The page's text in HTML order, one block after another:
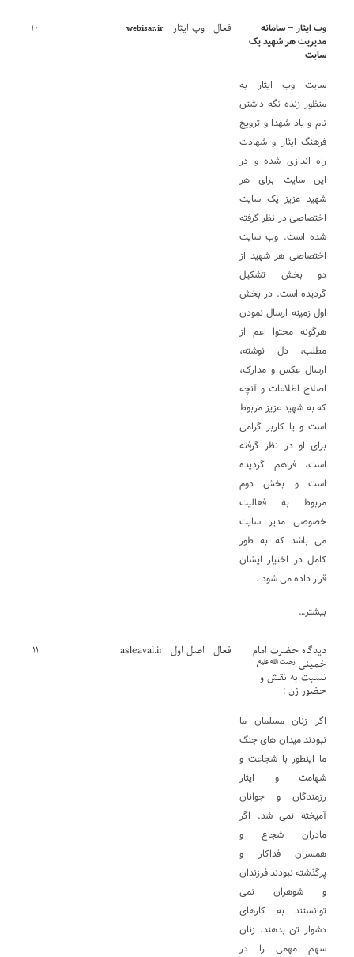
وب ایثار – سامانه
مدیریت هر شهید یک
سایت
سایت وب ایثار به
منظور زنده نگه داشتن
نام و یاد شهدا و ترویج
فرهنگ ایثار و شهادت
راه اندازی شده و در
این سایت برای هر
شهید عزیز یک سایت
اختصاصی در نظر گرفته
شده است. وب سایت
اختصاصی هر شهید از
دو بخش تشکیل
گردیده است. در بخش
اول زمینه ارسال نمودن
هرگونه محتوا اعم از
مطلب، دل نوشته،
ارسال عکس و مدارک،
اصلاح اطلاعات و آنچه
که به شهید عزیز مربوط
است و یا کاربر گرامی
برای او در نظر گرفته
است، فراهم گردیده
است و بخش دوم
مربوط به فعالیت
خصوصی مدیر سایت
می باشد که به طور
کامل در اختیار ایشان
قرار داده می شود .
بیشتر…
فعال وب ایثار webisar.ir ۱۰
دیدگاه حضرت امام
خمینی رحمت الله علیه،
نسبت به نقش و
حضور زن :
اگر زنان مسلمان ما
نبودند میدان های جنگ
ما اینطور با شجاعت و
شهامت و ایثار
رزمندگان و جوانان
آمیخته نمی شد. اگر
مادران شجاع و
همسران فداکار و
پرگذشته نبودند فرزندان
و شوهران نمی
توانستند به کارهای
دشوار تن بدهند. زنان
سهم مهمی را در
فعال اصل اول asleaval.ir ۱۱